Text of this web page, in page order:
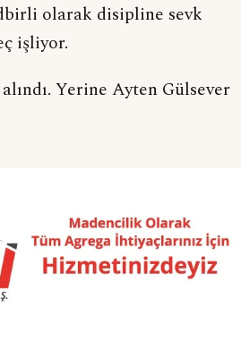
olarak disipline sevk
işliyor.
Yerine Ayten Gülsever